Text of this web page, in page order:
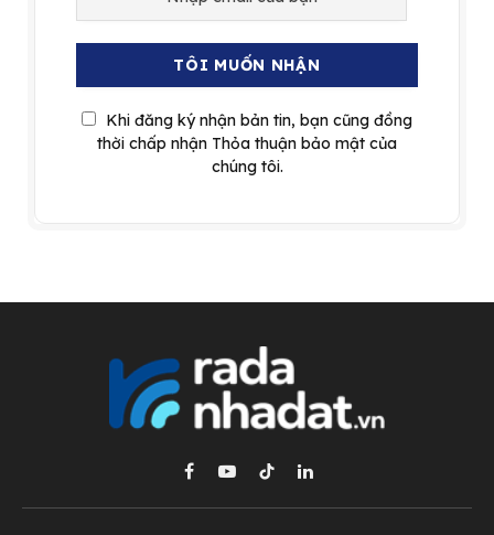
Khi đăng ký nhận bản tin, bạn cũng đồng
thời chấp nhận Thỏa thuận bảo mật của
chúng tôi.
Facebook
YouTubeTikTokLinkedIn